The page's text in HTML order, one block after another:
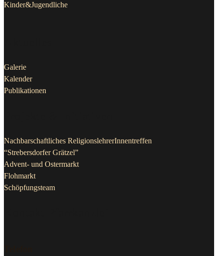
Kinder&Jugendliche
Galerie
Kalender
Publikationen
Nachbarschaftliches ReligionslehrerInnentreffen
“Strebersdorfer Grätzel”
Advent- und Ostermarkt
Flohmarkt
Schöpfungsteam